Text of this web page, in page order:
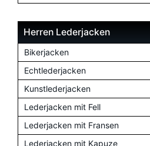
Herren Lederjacken
Bikerjacken
Echtlederjacken
Kunstlederjacken
Lederjacken mit Fell
Lederjacken mit Fransen
Lederjacken mit Kapuze